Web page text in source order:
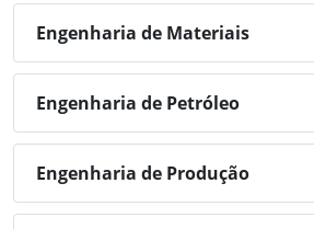
Engenharia de Materiais
Engenharia de Petróleo
Engenharia de Produção